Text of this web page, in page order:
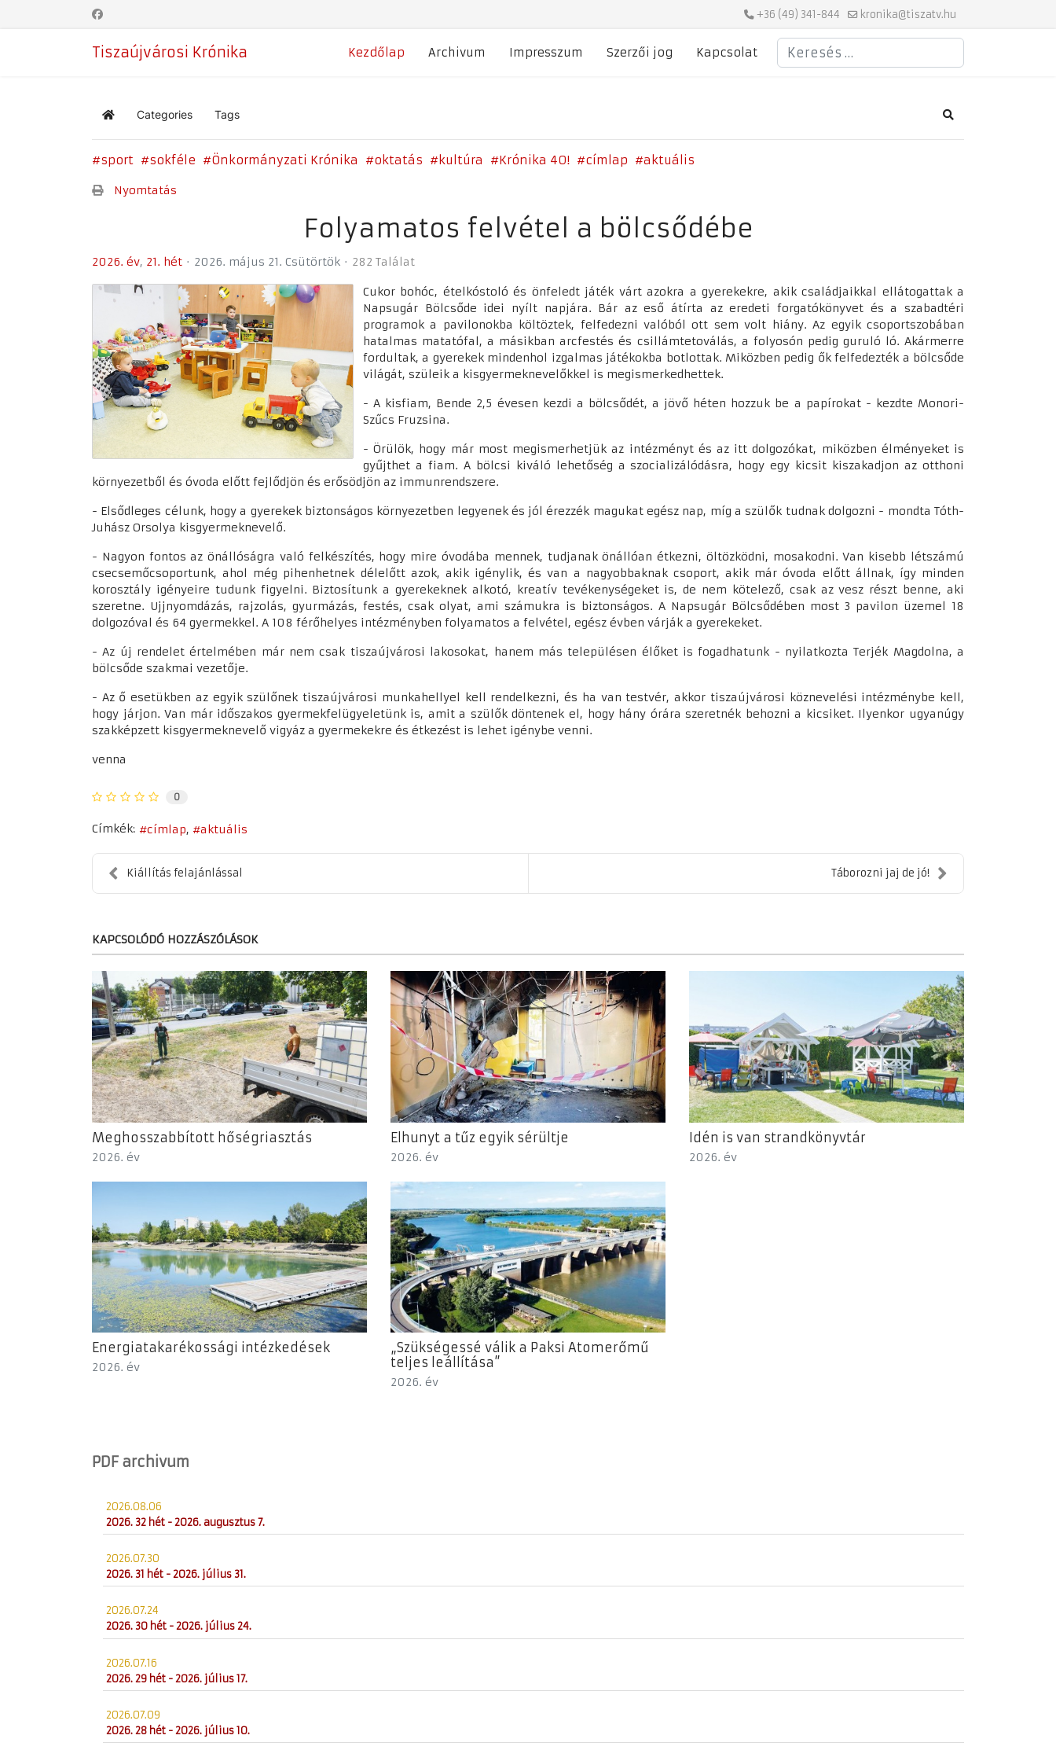
+36 (49) 341-844 kronika@tiszatv.hu
Tiszaújvárosi Krónika Kezdőlap Archivum Impresszum Szerzői jog Kapcsolat
Keresés
Home Categories Tags Search
sport sokféle Önkormányzati Krónika oktatás kultúra Krónika 40! címlap aktuális
Nyomtatás
Folyamatos felvétel a bölcsődébe
2026. év 21. hét 2026. május 21. Csütörtök 282 Találat
Cukor bohóc, ételkóstoló és önfeledt játék várt azokra a gyerekekre, akik családjaikkal ellátogattak a
Napsugár Bölcsőde idei nyílt napjára. Bár az eső átírta az eredeti forgatókönyvet és a szabadtéri
programok a pavilonokba költöztek, felfedezni valóból ott sem volt hiány. Az egyik csoportszobában
hatalmas matatófal, a másikban arcfestés és csillámtetoválás, a folyosón pedig guruló ló. Akármerre
fordultak, a gyerekek mindenhol izgalmas játékokba botlottak. Miközben pedig ők felfedezték a bölcsőde
világát, szüleik a kisgyermeknevelőkkel is megismerkedhettek.
- A kisfiam, Bende 2,5 évesen kezdi a bölcsődét, a jövő héten hozzuk be a papírokat - kezdte Monori-
Szűcs Fruzsina.
- Örülök, hogy már most megismerhetjük az intézményt és az itt dolgozókat, miközben élményeket is
gyűjthet a fiam. A bölcsi kiváló lehetőség a szocializálódásra, hogy egy kicsit kiszakadjon az otthoni
környezetből és óvoda előtt fejlődjön és erősödjön az immunrendszere.
- Elsődleges célunk, hogy a gyerekek biztonságos környezetben legyenek és jól érezzék magukat egész nap, míg a szülők tudnak dolgozni - mondta Tóth-
Juhász Orsolya kisgyermeknevelő.
- Nagyon fontos az önállóságra való felkészítés, hogy mire óvodába mennek, tudjanak önállóan étkezni, öltözködni, mosakodni. Van kisebb létszámú
csecsemőcsoportunk, ahol még pihenhetnek délelőtt azok, akik igénylik, és van a nagyobbaknak csoport, akik már óvoda előtt állnak, így minden
korosztály igényeire tudunk figyelni. Biztosítunk a gyerekeknek alkotó, kreatív tevékenységeket is, de nem kötelező, csak az vesz részt benne, aki
szeretne. Ujjnyomdázás, rajzolás, gyurmázás, festés, csak olyat, ami számukra is biztonságos. A Napsugár Bölcsődében most 3 pavilon üzemel 18
dolgozóval és 64 gyermekkel. A 108 férőhelyes intézményben folyamatos a felvétel, egész évben várják a gyerekeket.
- Az új rendelet értelmében már nem csak tiszaújvárosi lakosokat, hanem más településen élőket is fogadhatunk - nyilatkozta Terjék Magdolna, a
bölcsőde szakmai vezetője.
- Az ő esetükben az egyik szülőnek tiszaújvárosi munkahellyel kell rendelkezni, és ha van testvér, akkor tiszaújvárosi köznevelési intézménybe kell,
hogy járjon. Van már időszakos gyermekfelügyeletünk is, amit a szülők döntenek el, hogy hány órára szeretnék behozni a kicsiket. Ilyenkor ugyanúgy
szakképzett kisgyermeknevelő vigyáz a gyermekekre és étkezést is lehet igénybe venni.
venna
0
Címkék: címlap aktuális
Kiállítás felajánlással Táborozni jaj de jó!
KAPCSOLÓDÓ HOZZÁSZÓLÁSOK
Meghosszabbított hőségriasztás
2026. év
Elhunyt a tűz egyik sérültje
2026. év
Idén is van strandkönyvtár
2026. év
Energiatakarékossági intézkedések
2026. év
„Szükségessé válik a Paksi Atomerőmű
teljes leállítása”
2026. év
PDF archivum
2026.08.06
2026. 32 hét - 2026. augusztus 7.
2026.07.30
2026. 31 hét - 2026. július 31.
2026.07.24
2026. 30 hét - 2026. július 24.
2026.07.16
2026. 29 hét - 2026. július 17.
2026.07.09
2026. 28 hét - 2026. július 10.